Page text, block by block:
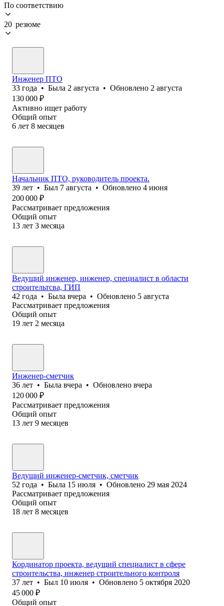
По соответствию
20 резюме
Инженер ПТО
33 года • Была 2 августа • Обновлено 2 августа
130 000 ₽
Активно ищет работу
Общий опыт
6 лет 8 месяцев
Начальник ПТО, руководитель проекта.
39 лет • Был 7 августа • Обновлено 4 июня
200 000 ₽
Рассматривает предложения
Общий опыт
13 лет 3 месяца
Ведущий инженер, инженер, специалист в области
строительтсва, ГИП
42 года • Была вчера • Обновлено 5 августа
Рассматривает предложения
Общий опыт
19 лет 2 месяца
Инженер-сметчик
36 лет • Была вчера • Обновлено вчера
120 000 ₽
Рассматривает предложения
Общий опыт
13 лет 9 месяцев
Ведущий инженер-сметчик, сметчик
52 года • Была 15 июля • Обновлено 29 мая 2024
Рассматривает предложения
Общий опыт
18 лет 8 месяцев
Кординатор проекта, ведущий специалист в сфере
строительства, инженер строительного контроля
37 лет • Был 10 июля • Обновлено 5 октября 2020
45 000 ₽
Общий опыт